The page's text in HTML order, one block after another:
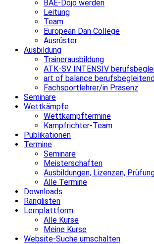
BAE-Dojo werden
Leitung
Team
European Dan College
Ausrüster
Ausbildung
Trainerausbildung
ATK-SV INTENSIV
art of balance
Fachsportlehrer/in Präsenz
Seminare
Wettkämpfe
Wettkampftermine
Kampfrichter-Team
Publikationen
Termine
Seminare
Meisterschaften
Ausbildungen, Lizenzen,
Alle Termine
Downloads
Ranglisten
Lernplattform
Alle Kurse
Meine Kurse
Website-Suche umschalten